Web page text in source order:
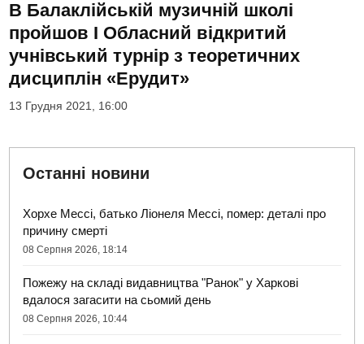
В Балаклійській музичній школі
пройшов І Обласний відкритий
учнівський турнір з теоретичних
дисциплін «Ерудит»
13 Грудня 2021, 16:00
Останні новини
Хорхе Мессі, батько Ліонеля Мессі, помер: деталі про
причину смерті
08 Серпня 2026, 18:14
Пожежу на складі видавництва "Ранок" у Харкові
вдалося загасити на сьомий день
08 Серпня 2026, 10:44